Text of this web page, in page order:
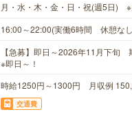
月・水・木・金・日・祝(週5日)
16:00～22:00(実働6時間 休憩な
【急募】即日～2026年11月下旬
※即日～！
時給1250円～1300円 月収例
交通費